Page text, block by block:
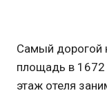
Самый дорогой
площадь в 1672
этаж отеля